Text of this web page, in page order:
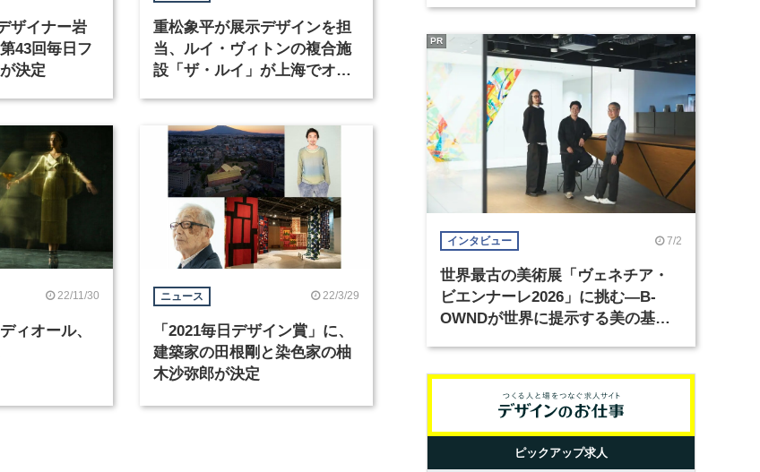
ザイナー岩
43回毎日フ
決定
重松象平が展示デザインを担
当、ルイ・ヴィトンの複合施
設「ザ・ルイ」が上海でオー
22/11/30
ィオール、
ニュース 22/3/29
「2021毎日デザイン賞」に、
建築家の田根剛と染色家の柚
木沙弥郎が決定
インタビュー 7/2
世界最古の美術展「ヴェネチア・
ビエンナーレ2026」に挑む―B-
OWNDが世界に提示する美の基準
PR
ピックアップ求人